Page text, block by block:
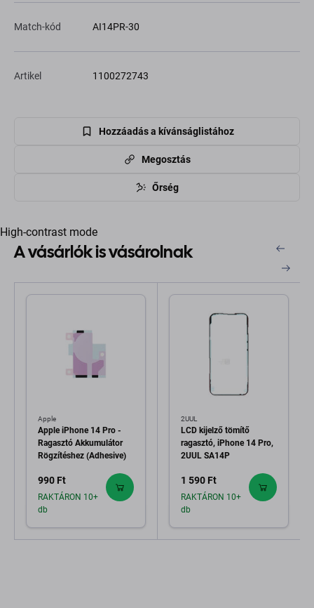
Match-kód AI14PR-30
Artikel 1100272743
Hozzáadás a kívánságlistához
Megosztás
Őrség
High-contrast mode
A vásárlók is vásárolnak
Apple
Apple iPhone 14 Pro -
Ragasztó Akkumulátor
Rögzítéshez (Adhesive)
990 Ft
RAKTÁRON 10+
db
2UUL
LCD kijelző tömítő
ragasztó, iPhone 14 Pro,
2UUL SA14P
1 590 Ft
RAKTÁRON 10+
db